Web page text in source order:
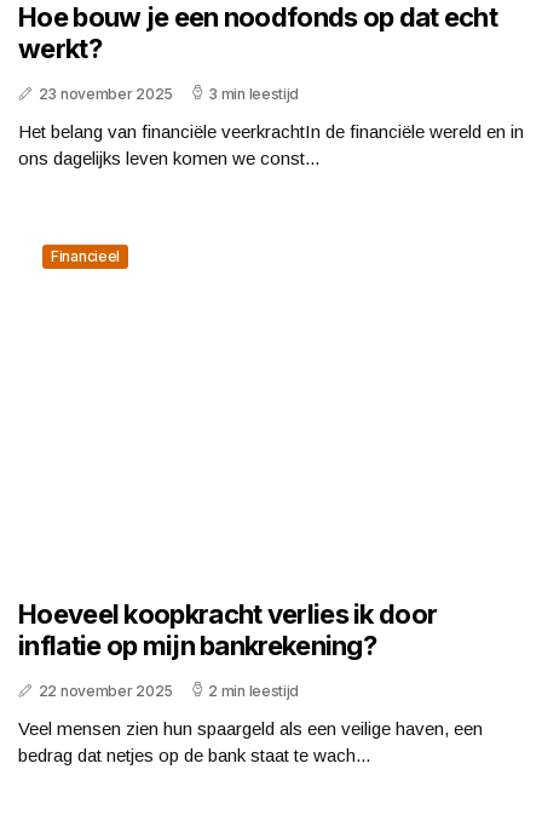
Hoe bouw je een noodfonds op dat echt
werkt?
23 november 2025 3 min leestijd
Het belang van financiële veerkrachtIn de financiële wereld en in
ons dagelijks leven komen we const...
Financieel
Hoeveel koopkracht verlies ik door
inflatie op mijn bankrekening?
22 november 2025 2 min leestijd
Veel mensen zien hun spaargeld als een veilige haven, een
bedrag dat netjes op de bank staat te wach...